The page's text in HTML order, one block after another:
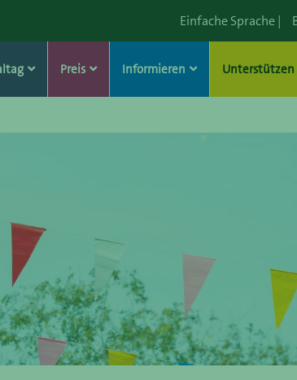
Einfache Sprache |
Preis Informieren Unterstützen